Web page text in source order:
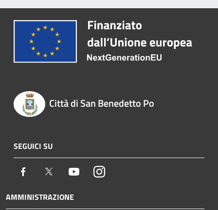
Città di San Benedetto Po
SEGUICI SU
Facebook Twitter YoutubeInstagram
AMMINISTRAZIONE